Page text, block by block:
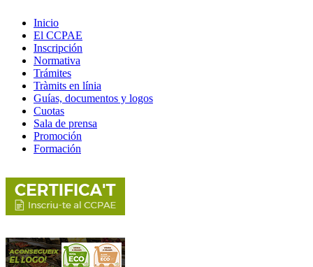
Inicio
El CCPAE
Inscripción
Normativa
Trámites
Tràmits en línia
Guías, documentos y logos
Cuotas
Sala de prensa
Promoción
Formación